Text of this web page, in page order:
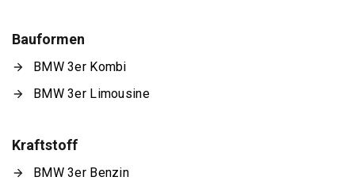
Bauformen
BMW 3er Kombi
BMW 3er Limousine
Kraftstoff
BMW 3er Benzin